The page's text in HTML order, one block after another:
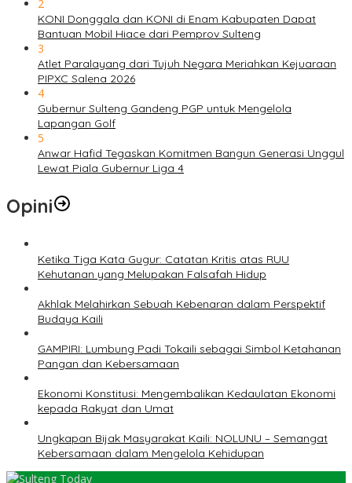
2
KONI Donggala dan KONI di Enam Kabupaten Dapat
Bantuan Mobil Hiace dari Pemprov Sulteng
3
Atlet Paralayang dari Tujuh Negara Meriahkan Kejuaraan
PIPXC Salena 2026
4
Gubernur Sulteng Gandeng PGP untuk Mengelola
Lapangan Golf
5
Anwar Hafid Tegaskan Komitmen Bangun Generasi Unggul
Lewat Piala Gubernur Liga 4
Opini
Ketika Tiga Kata Gugur: Catatan Kritis atas RUU
Kehutanan yang Melupakan Falsafah Hidup
Akhlak Melahirkan Sebuah Kebenaran dalam Perspektif
Budaya Kaili
GAMPIRI: Lumbung Padi Tokaili sebagai Simbol Ketahanan
Pangan dan Kebersamaan
Ekonomi Konstitusi: Mengembalikan Kedaulatan Ekonomi
kepada Rakyat dan Umat
Ungkapan Bijak Masyarakat Kaili: NOLUNU – Semangat
Kebersamaan dalam Mengelola Kehidupan